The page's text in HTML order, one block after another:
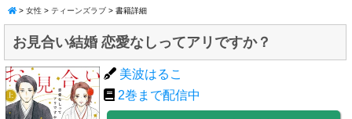
> 女性 > ティーンズラブ > 書籍詳細
お見合い結婚 恋愛なしってアリですか？
美波はるこ
2巻まで配信中